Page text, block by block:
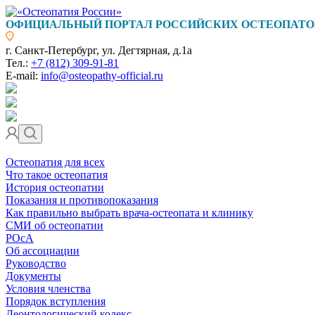
ОФИЦИАЛЬНЫЙ ПОРТАЛ РОССИЙСКИХ
г. Санкт-Петербург, ул. Дегтярная, д.1а
Тел.: +7 (812) 309-91-81
E-mail: info@osteopathy-official.ru
Остеопатия для всех
Что такое остеопатия
История остеопатии
Показания и противопоказания
Как правильно выбрать врача-остеопата и клинику
СМИ об остеопатии
РОсА
Об ассоциации
Руководство
Документы
Условия членства
Порядок вступления